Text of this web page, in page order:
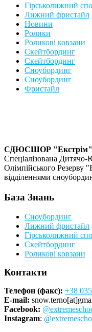
Гірськолижний
Лижний фристайл
Новини
Ролики
Роликові ковзани
Скейтбординг
Скейтбординг
Сноубординг
Сноубординг
Фристайл
СДЮСШОР "Екстрім"
Спеціалізована
Олімпійського Резерву
відділеннями
База Знань
Сноубординг
Лижний фристайл
Гірськолижний
Скейтбординг
Роликові ковзани
Контакти
Телефон (факс): +38
E-mail:
Facebook:
Instagram: